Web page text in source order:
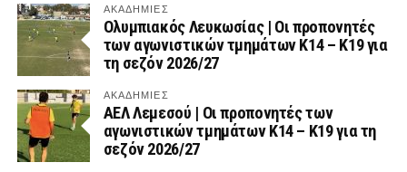
ΑΚΑΔΗΜΙΕΣ
Ολυμπιακός Λευκωσίας | Οι προπονητές
των αγωνιστικών τμημάτων Κ14 – Κ19 για
τη σεζόν 2026/27
ΑΚΑΔΗΜΙΕΣ
ΑΕΛ Λεμεσού | Οι προπονητές των
αγωνιστικών τμημάτων Κ14 – Κ19 για τη
σεζόν 2026/27